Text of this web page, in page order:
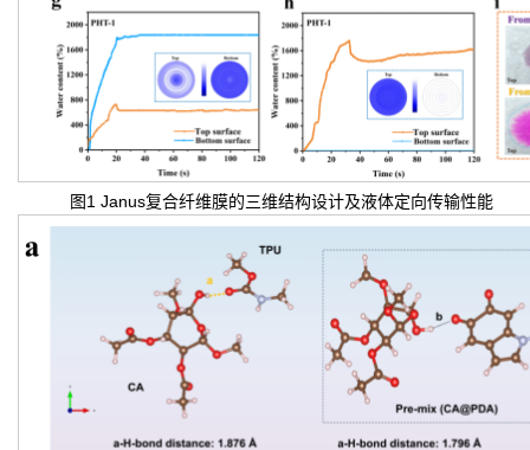
图1 Janus复合纤维膜的三维结构设计及液体定向传输性能